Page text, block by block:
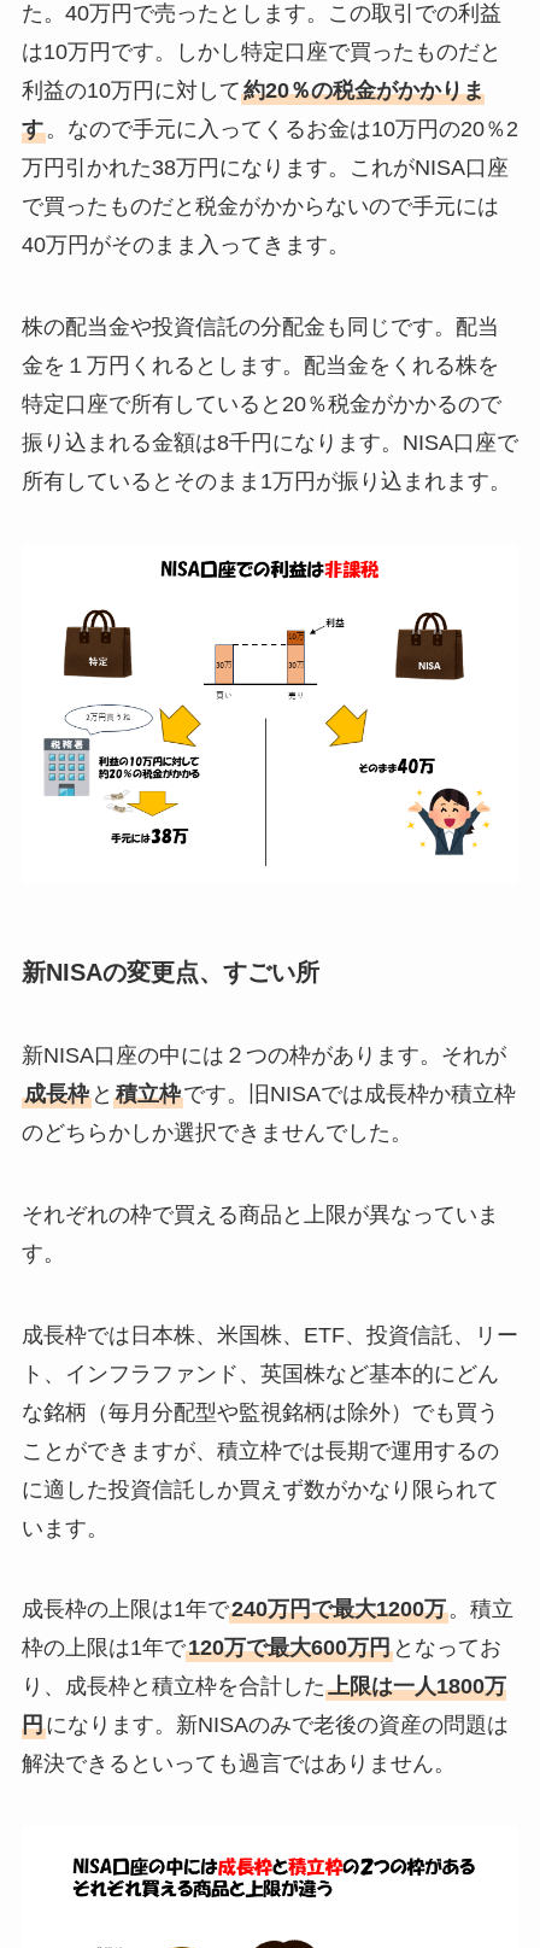
た。40万円で売ったとします。この取引での利益
は10万円です。しかし特定口座で買ったものだと
利益の10万円に対して約20％の税金がかかりま
す。なので手元に入ってくるお金は10万円の20％2
万円引かれた38万円になります。これがNISA口座
で買ったものだと税金がかからないので手元には
40万円がそのまま入ってきます。
株の配当金や投資信託の分配金も同じです。配当
金を１万円くれるとします。配当金をくれる株を
特定口座で所有していると20％税金がかかるので
振り込まれる金額は8千円になります。NISA口座で
所有しているとそのまま1万円が振り込まれます。
新NISAの変更点、すごい所
新NISA口座の中には２つの枠があります。それが
成長枠と 積立枠です。旧NISAでは成長枠か積立枠
のどちらかしか選択できませんでした。
それぞれの枠で買える商品と上限が異なっていま
す。
成長枠では日本株、米国株、ETF、投資信託、リー
ト、インフラファンド、英国株など基本的にどん
な銘柄（毎月分配型や監視銘柄は除外）でも買う
ことができますが、積立枠では長期で運用するの
に適した投資信託しか買えず数がかなり限られて
います。
成長枠の上限は1年で240万円で最大1200万。積立
枠の上限は1年で120万で最大600万円となってお
り、成長枠と積立枠を合計した上限は一人1800万
円になります。新NISAのみで老後の資産の問題は
解決できるといっても過言ではありません。